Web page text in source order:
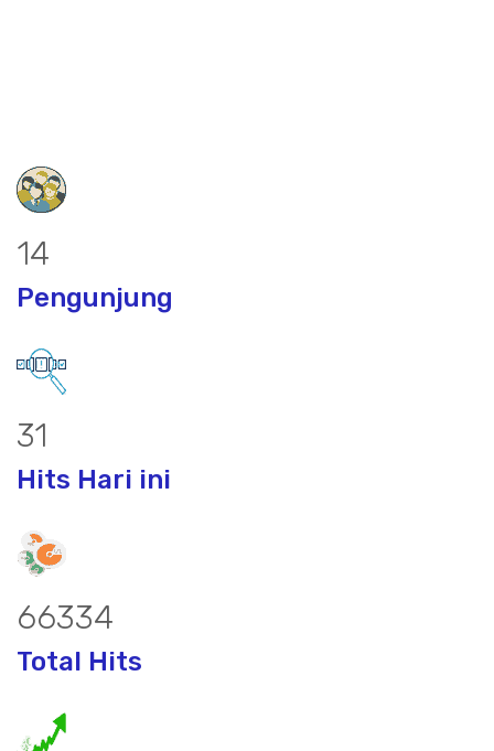
18
Pengunjung
40
Hits Hari ini
87129
Total Hits